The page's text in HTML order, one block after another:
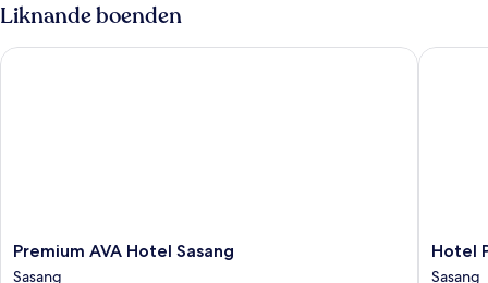
Liknande boenden
Premium
AVA
Premium AVA Hotel Sasang
Sasang
Premium AVA Hotel Sasang
Hotel
Prima
Hotel
Sasang
Hotel